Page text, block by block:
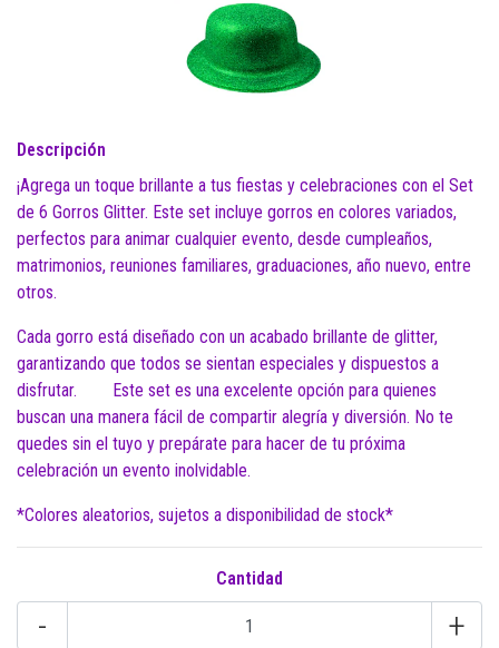
Descripción
¡Agrega un toque brillante a tus fiestas y celebraciones con el Set
de 6 Gorros Glitter. Este set incluye gorros en colores variados,
perfectos para animar cualquier evento, desde cumpleaños,
matrimonios, reuniones familiares, graduaciones, año nuevo, entre
otros.
Cada gorro está diseñado con un acabado brillante de glitter,
garantizando que todos se sientan especiales y dispuestos a
disfrutar. Este set es una excelente opción para quienes
buscan una manera fácil de compartir alegría y diversión. No te
quedes sin el tuyo y prepárate para hacer de tu próxima
celebración un evento inolvidable.
*Colores aleatorios, sujetos a disponibilidad de stock*
Cantidad
- +